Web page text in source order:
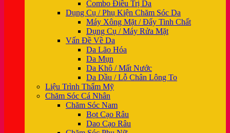
Combo Điều Trị Da
Dụng Cụ / Phụ Kiện Chăm Sóc Da
Máy Xông Mặt / Đẩy Tinh Chất
Dụng Cụ / Máy Rửa Mặt
Vấn Đề Về Da
Da Lão Hóa
Da Mụn
Da Khô / Mất Nước
Da Dầu / Lỗ Chân Lông To
Liệu Trình Thẩm Mỹ
Chăm Sóc Cá Nhân
Chăm Sóc Nam
Bọt Cạo Râu
Dao Cạo Râu